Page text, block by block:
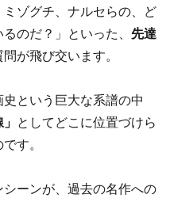
ゾグチ、ナルセらの、ど
のだ？」といった、 先達
が飛び交います。
という巨大な系譜の中
としてどこに位置づけら
す。
ーンが、過去の名作への